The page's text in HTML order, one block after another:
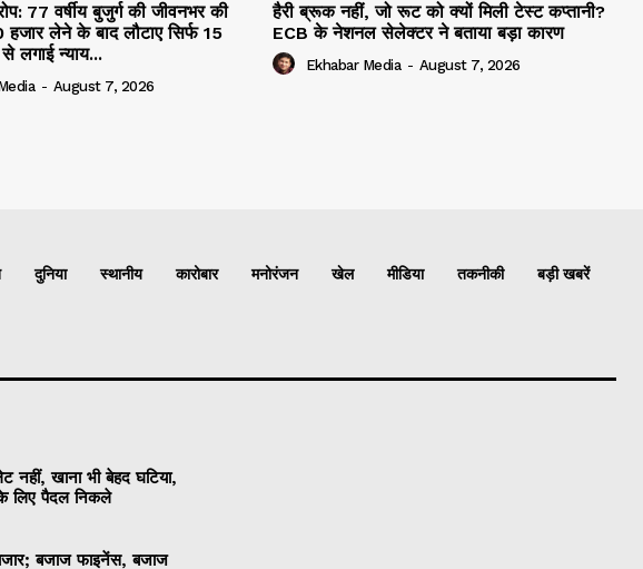
77 वर्षीय बुजुर्ग की जीवनभर की
लेने के बाद लौटाए सिर्फ 15
लगाई न्याय...
- August 7, 2026
हैरी ब्रूक नहीं, जो रूट को क्यों मिली टेस्ट कप्तानी?
ECB के नेशनल सेलेक्टर ने बताया बड़ा कारण
Ekhabar Media - August 7, 2026
दुनिया स्थानीय कारोबार मनोरंजन खेल मीडिया तकनीकी बड़ी खबरें
नहीं, खाना भी बेहद घटिया,
लिए पैदल निकले
बजाज फाइनेंस, बजाज